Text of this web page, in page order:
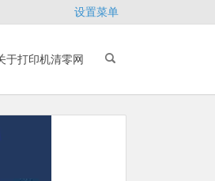
设置菜单
于打印机清零网